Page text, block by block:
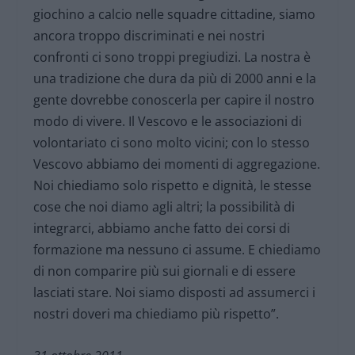
giochino a calcio nelle squadre cittadine, siamo
ancora troppo discriminati e nei nostri
confronti ci sono troppi pregiudizi. La nostra è
una tradizione che dura da più di 2000 anni e la
gente dovrebbe conoscerla per capire il nostro
modo di vivere. Il Vescovo e le associazioni di
volontariato ci sono molto vicini; con lo stesso
Vescovo abbiamo dei momenti di aggregazione.
Noi chiediamo solo rispetto e dignità, le stesse
cose che noi diamo agli altri; la possibilità di
integrarci, abbiamo anche fatto dei corsi di
formazione ma nessuno ci assume. E chiediamo
di non comparire più sui giornali e di essere
lasciati stare. Noi siamo disposti ad assumerci i
nostri doveri ma chiediamo più rispetto”.